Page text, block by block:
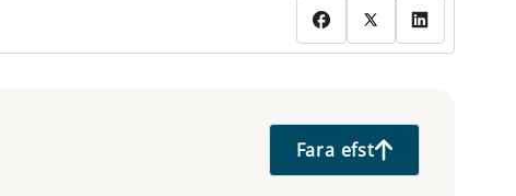
Fara efst